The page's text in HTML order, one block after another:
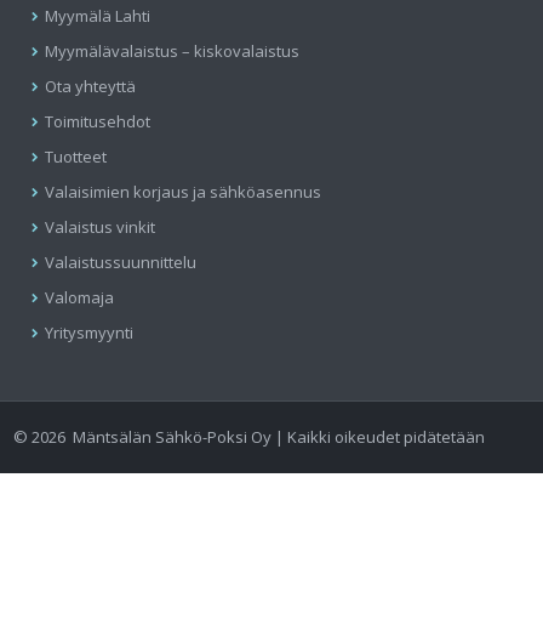
Myymälä Lahti
Myymälävalaistus – kiskovalaistus
Ota yhteyttä
Toimitusehdot
Tuotteet
Valaisimien korjaus ja sähköasennus
Valaistus vinkit
Valaistussuunnittelu
Valomaja
Yritysmyynti
©2026 Mäntsälän Sähkö-Poksi Oy | Kaikki oikeudet pidätetään